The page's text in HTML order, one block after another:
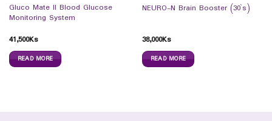
Gluco Mate II Blood Glucose
Monitoring System
41,500Ks
READ MORE
NEURO-N Brain Booster (30`s)
38,000Ks
READ MORE